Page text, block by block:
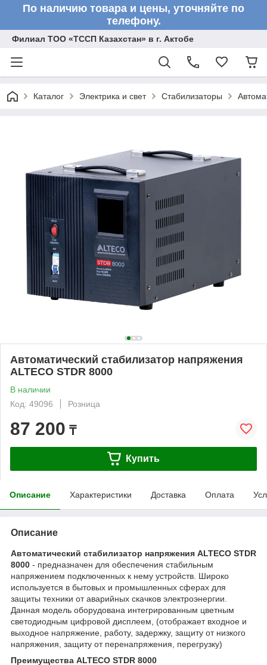
По наличию товара и цены, уточняйте по
телефону.
Филиал ТОО «ТССП Казахстан» в г. Актобе
Каталог Электрика и свет Стабилизаторы
Автоматический cтабилизатор напряжения
ALTECO STDR 8000
В наличии
Код: 49096
Розница
87 200 ₸
Купить
Описание Характеристики Доставка Оплата
Описание
Автоматический cтабилизатор напряжения ALTECO STDR
8000 - предназначен для обеспечения стабильным
напряжением подключенных к нему устройств. Широко
используется в бытовых и промышленных сферах для
защиты техники от аварийных скачков электроэнергии.
Данная модель оборудована интегрированным цветным
светодиодным цифровой дисплеем, (отображает входное и
выходное напряжение, работу, задержку, защиту от низкого
напряжения, защиту от перенапряжения, перегрузку)
Преимущества ALTECO STDR 8000